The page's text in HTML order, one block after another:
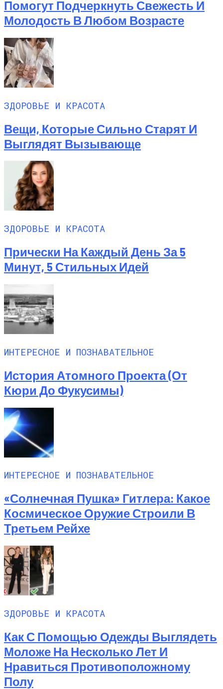
Помогут Подчеркнуть Свежесть И
Молодость В Любом Возрасте
ЗДОРОВЬЕ И КРАСОТА
Вещи, Которые Сильно Старят И
Выглядят Вызывающе
ЗДОРОВЬЕ И КРАСОТА
Прически На Каждый День За 5
Минут, 5 Стильных Идей
ИНТЕРЕСНОЕ И ПОЗНАВАТЕЛЬНОЕ
История Атомного Проекта (от
Кюри До Фукусимы)
ИНТЕРЕСНОЕ И ПОЗНАВАТЕЛЬНОЕ
«Солнечная Пушка» Гитлера: Какое
Космическое Оружие Строили В
Третьем Рейхе
ЗДОРОВЬЕ И КРАСОТА
Как С Помощью Одежды Выглядеть
Моложе На Несколько Лет И
Нравиться Противоположному
Полу